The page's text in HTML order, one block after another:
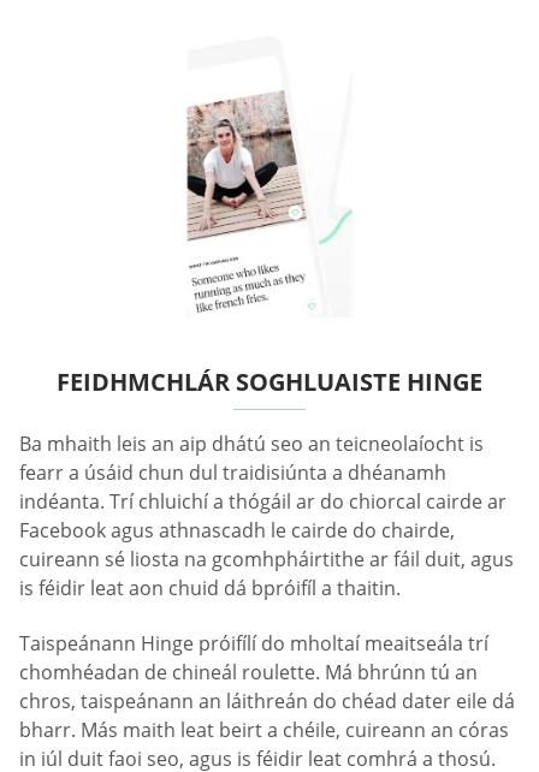
FEIDHMCHLÁR SOGHLUAISTE HINGE
Ba mhaith leis an aip dhátú seo an teicneolaíocht is
fearr a úsáid chun dul traidisiúnta a dhéanamh
indéanta. Trí chluichí a thógáil ar do chiorcal cairde ar
Facebook agus athnascadh le cairde do chairde,
cuireann sé liosta na gcomhpháirtithe ar fáil duit, agus
is féidir leat aon chuid dá bpróifíl a thaitin.
Taispeánann Hinge próifílí do mholtaí meaitseála trí
chomhéadan de chineál roulette. Má bhrúnn tú an
chros, taispeánann an láithreán do chéad dater eile dá
bharr. Más maith leat beirt a chéile, cuireann an córas
in iúl duit faoi seo, agus is féidir leat comhrá a thosú.